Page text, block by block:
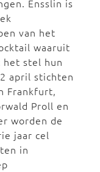
Ensslin is
van het
waaruit
het stel hun
april stichten
Frankfurt,
Proll en
worden de
jaar cel
in